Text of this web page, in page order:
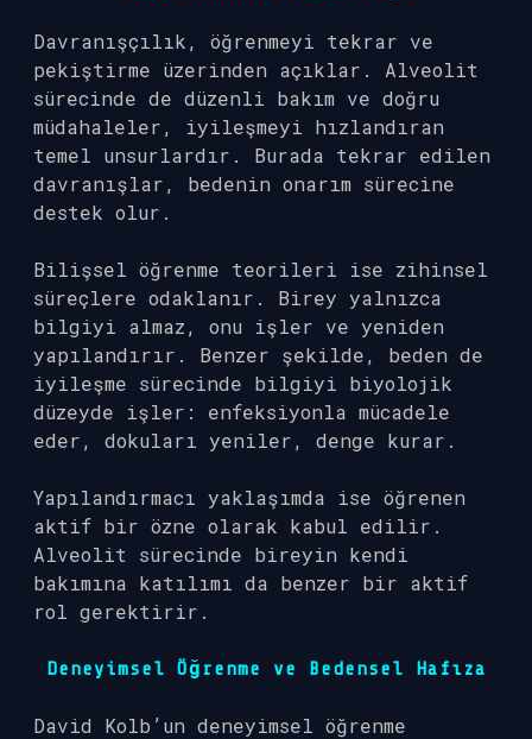
Davranışçılık, öğrenmeyi tekrar ve
pekiştirme üzerinden açıklar. Alveolit
sürecinde de düzenli bakım ve doğru
müdahaleler, iyileşmeyi hızlandıran
temel unsurlardır. Burada tekrar edilen
davranışlar, bedenin onarım sürecine
destek olur.
Bilişsel öğrenme teorileri ise zihinsel
süreçlere odaklanır. Birey yalnızca
bilgiyi almaz, onu işler ve yeniden
yapılandırır. Benzer şekilde, beden de
iyileşme sürecinde bilgiyi biyolojik
düzeyde işler: enfeksiyonla mücadele
eder, dokuları yeniler, denge kurar.
Yapılandırmacı yaklaşımda ise öğrenen
aktif bir özne olarak kabul edilir.
Alveolit sürecinde bireyin kendi
bakımına katılımı da benzer bir aktif
rol gerektirir.
Deneyimsel Öğrenme ve Bedensel Hafıza
David Kolb’un deneyimsel öğrenme